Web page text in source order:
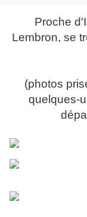
Proche
Lembron, se
(photos
quelques-